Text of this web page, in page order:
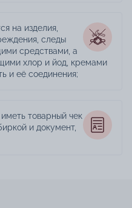
на изделия,
следы
средствами, а
хлор и йод, кремами
и её соединения;
товарный чек
и документ,